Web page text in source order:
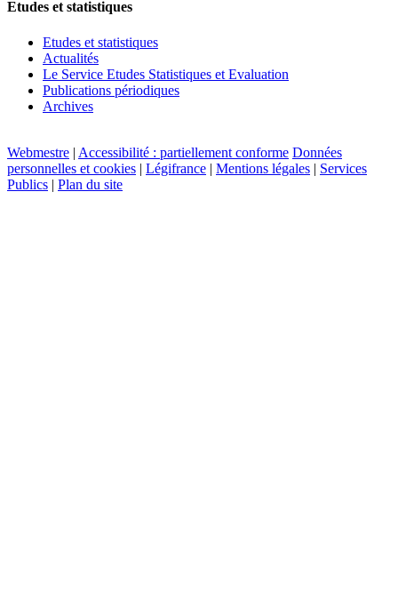
Etudes et statistiques
Etudes et statistiques
Actualités
Le Service Etudes Statistiques et Evaluation
Publications périodiques
Archives
Webmestre | Accessibilité : partiellement conforme Données
personnelles et cookies | Légifrance | Mentions légales | Services
Publics | Plan du site